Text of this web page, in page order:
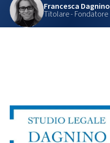
Francesca Dagnino
Titolare - Fondatore